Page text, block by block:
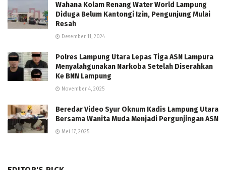
Wahana Kolam Renang Water World Lampung
Diduga Belum Kantongi Izin, Pengunjung Mulai
Resah
Desember 11, 2024
Polres Lampung Utara Lepas Tiga ASN Lampura
Menyalahgunakan Narkoba Setelah Diserahkan
Ke BNN Lampung
November 4, 2025
Beredar Video Syur Oknum Kadis Lampung Utara
Bersama Wanita Muda Menjadi Pergunjingan ASN
Mei 17, 2025